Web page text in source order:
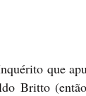
que
Britto